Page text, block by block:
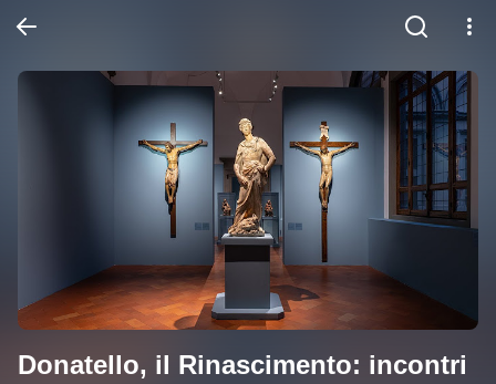
Donatello, il Rinascimento: incontri